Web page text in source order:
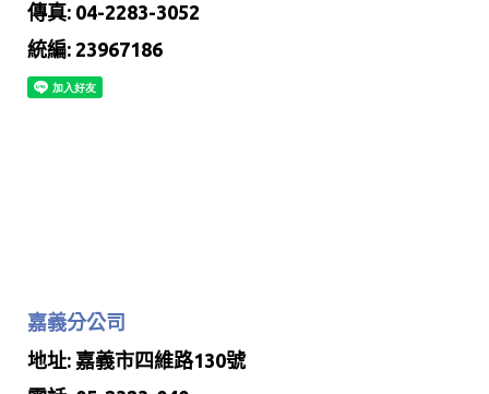
傳真: 04-2283-3052
統編: 23967186
嘉義分公司
地址: 嘉義市四維路130號